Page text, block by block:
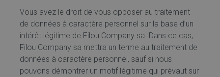
Vous avez le droit de vous opposer au traitement
de données à caractère personnel sur la base d’un
intérêt légitime de Filou Company sa. Dans ce cas,
Filou Company sa mettra un terme au traitement de
données à caractère personnel, sauf si nous
pouvons démontrer un motif légitime qui prévaut sur